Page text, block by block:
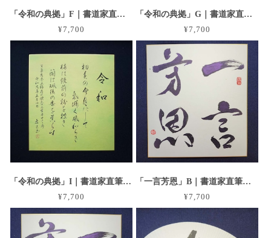
「令和の典拠」F｜書道家直筆のグラデーション大色紙作品
¥7,700
「令和の典拠」G｜書道家直筆のグラデーション大色紙作品
¥7,700
「令和の典拠」I｜書道家直筆のグラデーション大色紙作品
¥7,700
「一言芳恩」B｜書道家直筆の大色紙作品
¥7,700